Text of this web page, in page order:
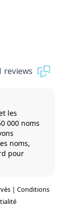
reviews
les
000 noms
noms,
pour
| Conditions